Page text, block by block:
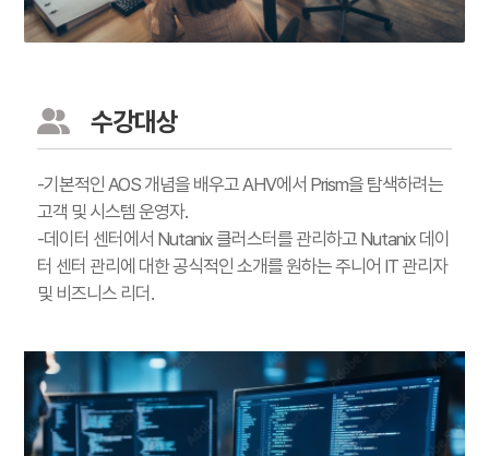
수강대상
-기본적인 AOS 개념을 배우고 AHV에서 Prism을 탐색하려는
고객 및 시스템 운영자.
-데이터 센터에서 Nutanix 클러스터를 관리하고 Nutanix 데이
터 센터 관리에 대한 공식적인 소개를 원하는 주니어 IT 관리자
및 비즈니스 리더.